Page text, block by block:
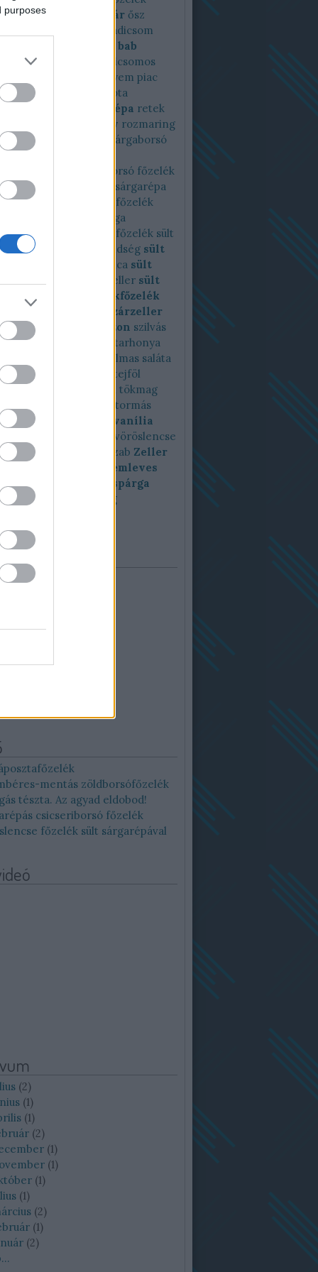
purposes
noltv nyár ősz
paradicsom
paradicsomos bab
káposzta
paradicsomos
petrezselyem piac
pirított zöldség
piskóta
répa retek
római kömény rozmaring
saláta
Sárgaborsó
sárgaborsó főzelék
sárgarépafőzelék
sárgarépa
sárgrépa
sóskafőzelék
spárga
spenótfőzelék sült
sültpaprika sültzöldség sült
sült kukorica sült
sült zeller sült
sütés
sütőtökfőzelék
szárzeller
szezámmag szezon szilvás
lepény
tarhonya
tartalmas saláta
tavaszfőzelék
tejföl
tökmag
tormás
vajbab
vanília
vöröslencse
főzelék
zab Zeller
zellerkrémleves
zöldségleves
zöld spárga
zsírharang
július 2023
5 6 7
mentás zöldborsófőzelék
tészta. Az agyad eldobod!
csicseriborsó főzelék
főzelék sült sárgarépával
(2)
(1)
(1)
(2)
(1)
(1)
(1)
(1)
(2)
(1)
(2)
...